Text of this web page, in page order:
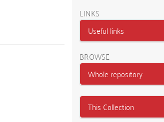
LINKS
Useful links
BROWSE
Whole repository
This Collection